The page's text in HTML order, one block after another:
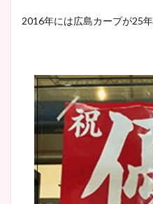
2016年には広島カープが25